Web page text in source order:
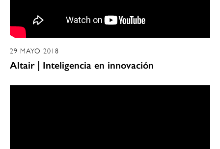
29 MAYO 2018
Altair | Inteligencia en innovación